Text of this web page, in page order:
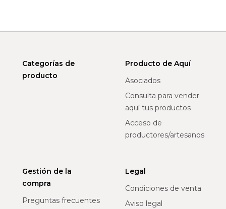
Categorías de
producto
Producto de Aquí
Asociados
Consulta para vender
aquí tus productos
Acceso de
productores/artesanos
Gestión de la
compra
Preguntas frecuentes
Legal
Condiciones de venta
Aviso legal